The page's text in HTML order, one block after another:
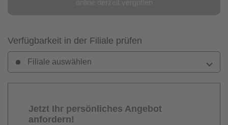
Verfügbarkeit in der Filiale prüfen
Filiale auswählen
Jetzt Ihr persönliches Angebot
anfordern!